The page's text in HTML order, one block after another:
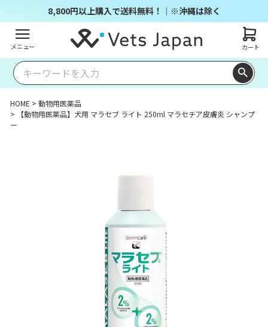
8,800円以上購入で送料無料！｜※沖縄は除く
メニュー カート
HOME
動物用医薬品
【動物用医薬品】犬用 マラセブ ライト 250ml マラセチア皮膚炎 シャンプ
ー